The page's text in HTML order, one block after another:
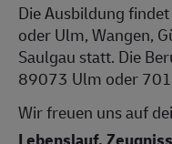
Die Ausbildung
oder Ulm, Wangen,
Saulgau statt. Die
89073 Ulm oder
Wir freuen uns auf